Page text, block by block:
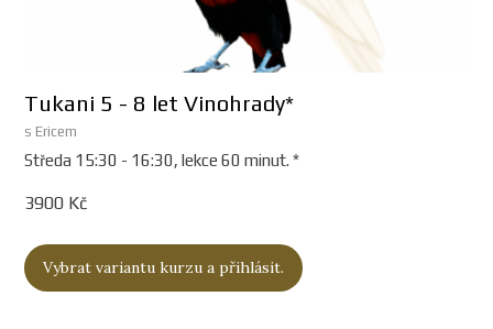
Tukani 5 - 8 let Vinohrady*
s Ericem
Středa 15:30 - 16:30, lekce 60 minut. *
3900 Kč
Vybrat variantu kurzu a přihlásit.